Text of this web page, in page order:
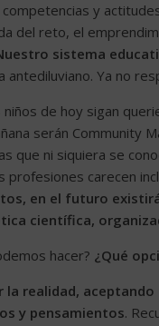
y
del reto, el
sistema
antediluviano. Ya no
niños de hoy sigan
serán Community
que ni siquiera se
profesiones carecen
en el futuro
científica,
hacer? ¿Qué
la realidad,
y pensamientos.